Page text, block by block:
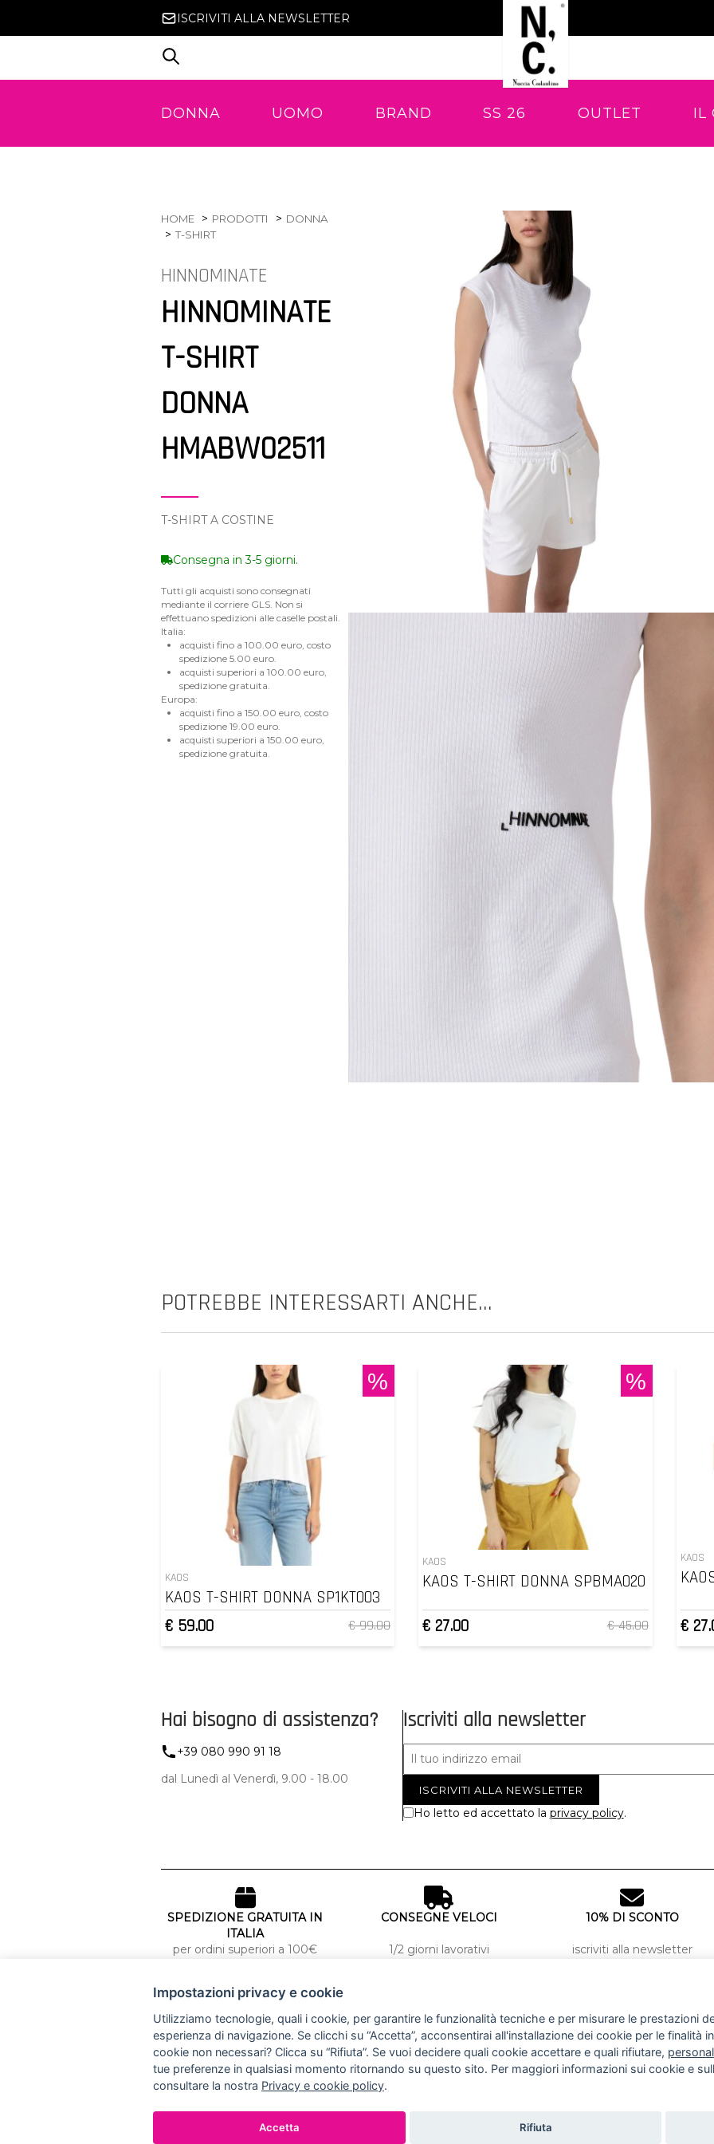
ISCRIVITI ALLA NEWSLETTER
DONNA UOMO BRAND SS 26 OUTLET IL
HOME PRODOTTI
DONNA
T-SHIRT
HINNOMINATE
HINNOMINATE
T-SHIRT
DONNA
HMABW02511
T-SHIRT A COSTINE
Consegna in 3-5 giorni.
Tutti gli acquisti sono consegnati
mediante il corriere GLS. Non si
effettuano spedizioni alle caselle postali.
Italia:
acquisti fino a 100.00 euro, costo
spedizione 5.00 euro.
acquisti superiori a 100.00 euro,
spedizione gratuita.
Europa:
acquisti fino a 150.00 euro, costo
spedizione 19.00 euro.
acquisti superiori a 150.00 euro,
spedizione gratuita.
POTREBBE INTERESSARTI ANCHE...
KAOS
KAOS T-SHIRT DONNA SP1KT003
€ 59.00
€ 99.00
%
KAOS
KAOS T-SHIRT DONNA SPBMA020
€ 27.00 € 45.00
%
KAOS
€
Hai bisogno di assistenza?
+39 080 990 91 18
dal Lunedì al Venerdì, 9.00 - 18.00
Iscriviti alla newsletter
Ho letto ed accettato la privacy policy.
SPEDIZIONE GRATUITA IN
ITALIA
per ordini superiori a 100€
CONSEGNE VELOCI
1/2 giorni lavorativi
10% DI SCONTO
iscriviti alla newsletter
NUCCIA COSTANTINO
via Argiro 112/114 - 70122 Bari
+39 080 990 9118
+39 391 72 89 930
SCOPRI DI PIÙ
IL GRUPPO
CONTATTI
REGALA UN BUONO
FIDELITY CARD
INFO
PAGAMENTI
SPEDIZIONE E RESI
TERMINI E CONDIZIONI
Impostazioni privacy e cookie
Utilizziamo tecnologie, quali i cookie, per garantire le funzionalità tecniche e per misurare le prestazioni
esperienza di navigazione. Se clicchi su “Accetta”, acconsentirai all'installazione dei cookie per le finalità
cookie non necessari? Clicca su “Rifiuta”. Se vuoi decidere quali cookie accettare e quali rifiutare,
tue preferenze in qualsiasi momento ritornando su questo sito. Per maggiori informazioni sui cookie e
consultare la nostra Privacy e cookie policy.
Accetta Rifiuta